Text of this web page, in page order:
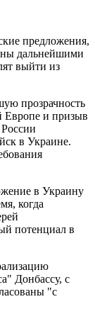
предложения,
дальнейшими
выйти из
прозрачность
Европе и призыв
в Украине.
в Украину
когда
потенциал в
Донбассу, с
"с